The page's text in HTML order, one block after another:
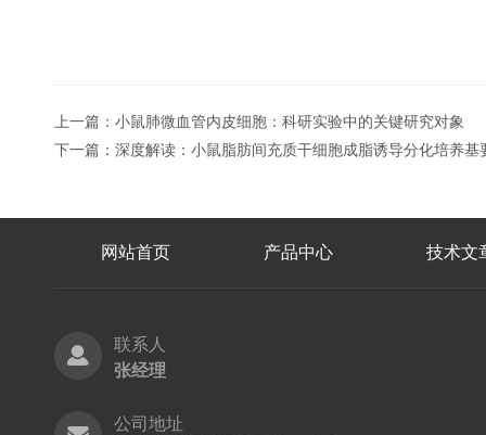
上一篇： 小鼠肺微血管内皮细胞：科研实验中的关键研究对象
下一篇： 深度解读：小鼠脂肪间充质干细胞成脂诱导分化培养基
网站首页 产品中心 技术文
联系人
张经理
公司地址